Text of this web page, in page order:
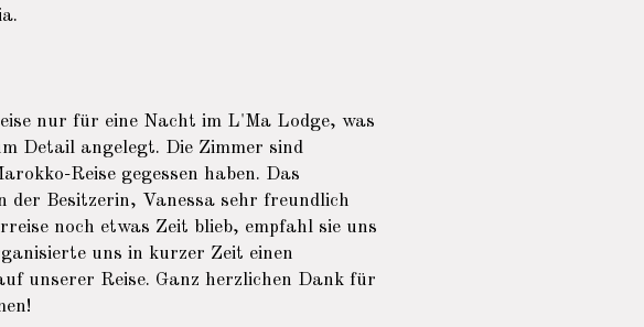
nur für eine Nacht im L'Ma Lodge, was
Detail angelegt. Die Zimmer sind
Reise gegessen haben. Das
Besitzerin, Vanessa sehr freundlich
noch etwas Zeit blieb, empfahl sie uns
uns in kurzer Zeit einen
unserer Reise. Ganz herzlichen Dank für